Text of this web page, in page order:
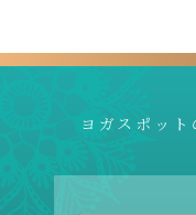
ヨガスポッ